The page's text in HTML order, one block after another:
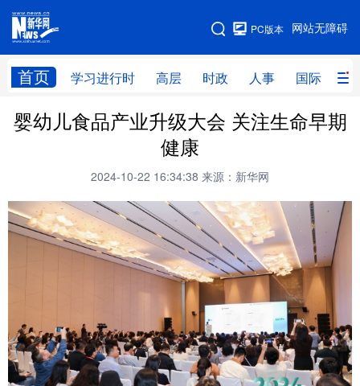
网站无障碍
PC版本
首页 学习进行时 高层 时政 人事 国际 财
网站地图
学习进行时 高层 时政 人事
科技 科创 量子 体育
书画 健康 军事
图片 政务
金融 汽车
食品 人居 信息化 数字经济
婴幼儿食品产业升级大会 关注生命早期
健康
2024-10-22 16:34:38 来源：新华网